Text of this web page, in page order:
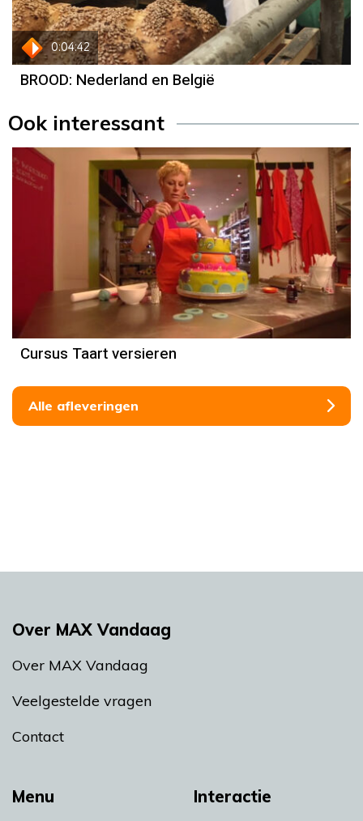
0:04:42
BROOD: Nederland en België
Ook interessant
Cursus Taart versieren
Alle afleveringen
Menu Interactie
Over MAX Vandaag
Over MAX Vandaag
Veelgestelde vragen
Contact